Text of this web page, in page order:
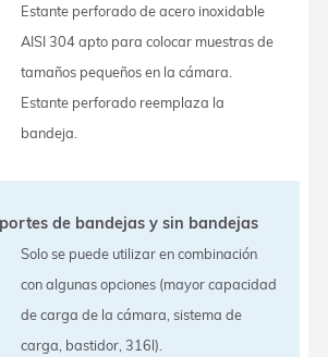
Estante perforado de acero inoxidable
AISI 304 apto para colocar muestras de
tamaños pequeños en la cámara.
Estante perforado reemplaza la
bandeja.
de bandejas y sin bandejas
Solo se puede utilizar en combinación
con algunas opciones (mayor capacidad
de carga de la cámara, sistema de
carga, bastidor, 316l).